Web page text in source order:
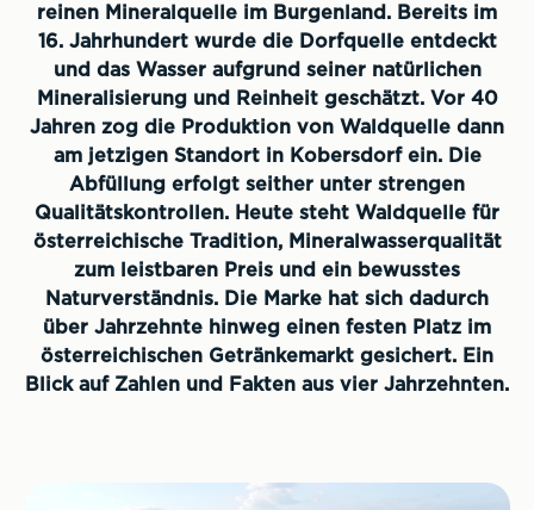
reinen Mineralquelle im Burgenland. Bereits im
16. Jahrhundert wurde die Dorfquelle entdeckt
und das Wasser aufgrund seiner natürlichen
Mineralisierung und Reinheit geschätzt. Vor 40
Jahren zog die Produktion von Waldquelle dann
am jetzigen Standort in Kobersdorf ein. Die
Abfüllung erfolgt seither unter strengen
Qualitätskontrollen. Heute steht Waldquelle für
österreichische Tradition, Mineralwasserqualität
zum leistbaren Preis und ein bewusstes
Naturverständnis. Die Marke hat sich dadurch
über Jahrzehnte hinweg einen festen Platz im
österreichischen Getränkemarkt gesichert. Ein
Blick auf Zahlen und Fakten aus vier Jahrzehnten.